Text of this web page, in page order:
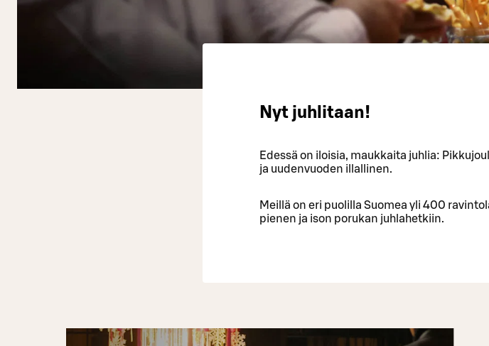
Nyt juhlitaan!
Edessä on iloisia, maukkaita juhlia:
ja uudenvuoden illallinen.
Meillä on eri puolilla Suomea yli 400
pienen ja ison porukan juhlahetkiin.